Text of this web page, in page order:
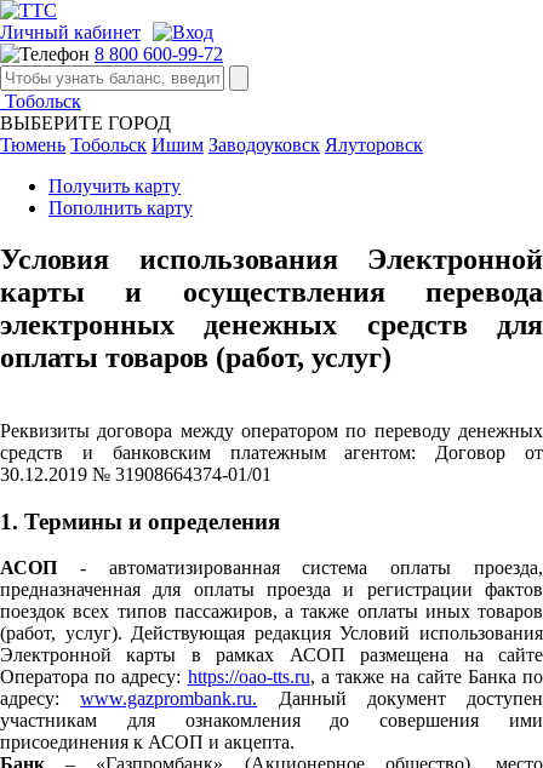
Личный кабинет
8 800 600-99-72
Тобольск
ВЫБЕРИТЕ ГОРОД
Тюмень Тобольск Ишим Заводоуковск Ялуторовск
Получить карту
Пополнить карту
Условия использования Электронной
карты и осуществления перевода
электронных денежных средств для
оплаты товаров (работ, услуг)
Реквизиты договора между оператором по переводу денежных
средств и банковским платежным агентом: Договор от
30.12.2019 № 31908664374-01/01
1. Термины и определения
АСОП - автоматизированная система оплаты проезда,
предназначенная для оплаты проезда и регистрации фактов
поездок всех типов пассажиров, а также оплаты иных товаров
(работ, услуг). Действующая редакция Условий использования
Электронной карты в рамках АСОП размещена на сайте
Оператора по адресу: https://oao-tts.ru, а также на сайте Банка по
адресу:www.gazprombank.ru. Данный документ доступен
участникам для ознакомления до совершения ими
присоединения к АСОП и акцепта.